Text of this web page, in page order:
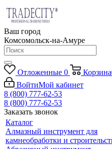
Ваш город
Комсомольск-на-Амуре
Отложенные 0 Корзина
ВойтиМой кабинет
8 (800) 777-62-53
8 (800) 777-62-53
Заказать звонок
Каталог
Алмазный инструмент для
камнеобработки и